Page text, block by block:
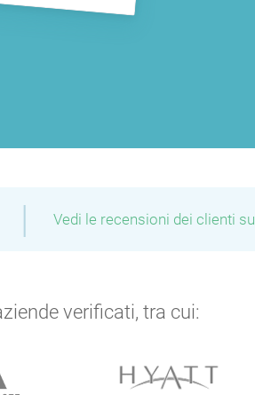
| Vedi le recensioni dei clienti su
verificati, tra cui: